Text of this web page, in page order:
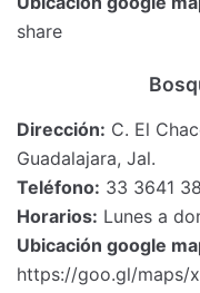
share
Dirección: C. El
Guadalajara, Jal.
Teléfono: 33 3641
Horarios: Lunes a
Ubicación google
https://goo.gl/maps/